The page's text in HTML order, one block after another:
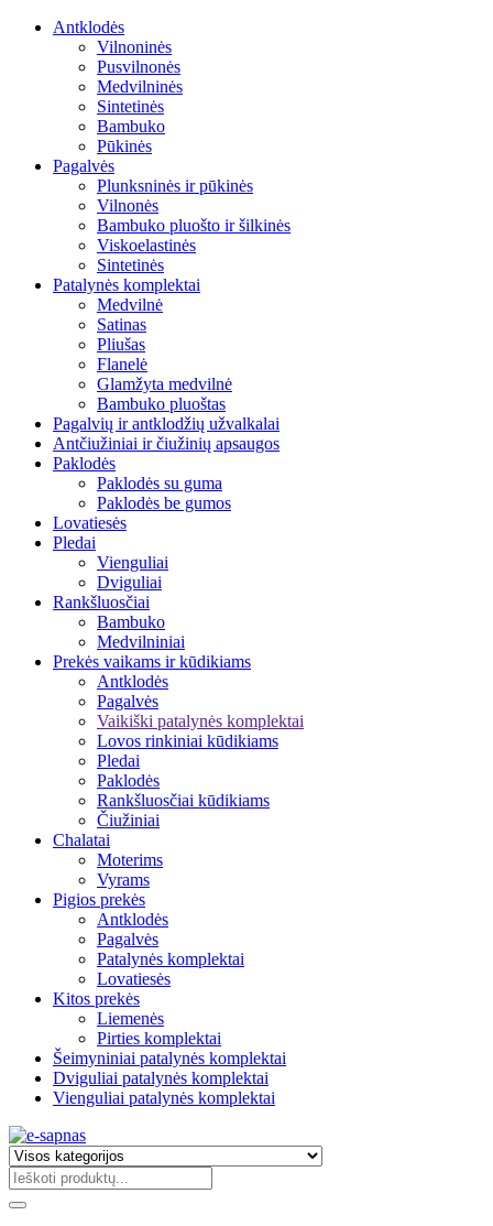
Antklodės
Vilnoninės
Pusvilnonės
Medvilninės
Sintetinės
Bambuko
Pūkinės
Pagalvės
Plunksninės ir pūkinės
Vilnonės
Bambuko pluošto ir šilkinės
Viskoelastinės
Sintetinės
Patalynės komplektai
Medvilnė
Satinas
Pliušas
Flanelė
Glamžyta medvilnė
Bambuko pluoštas
Pagalvių ir antklodžių užvalkalai
Antčiužiniai ir čiužinių apsaugos
Paklodės
Paklodės su guma
Paklodės be gumos
Lovatiesės
Pledai
Vienguliai
Dviguliai
Rankšluosčiai
Bambuko
Medvilniniai
Prekės vaikams ir kūdikiams
Antklodės
Pagalvės
Vaikiški patalynės komplektai
Lovos rinkiniai kūdikiams
Pledai
Paklodės
Rankšluosčiai kūdikiams
Čiužiniai
Chalatai
Moterims
Vyrams
Pigios prekės
Antklodės
Pagalvės
Patalynės komplektai
Lovatiesės
Kitos prekės
Liemenės
Pirties komplektai
Šeimyniniai patalynės komplektai
Dviguliai patalynės komplektai
Vienguliai patalynės komplektai